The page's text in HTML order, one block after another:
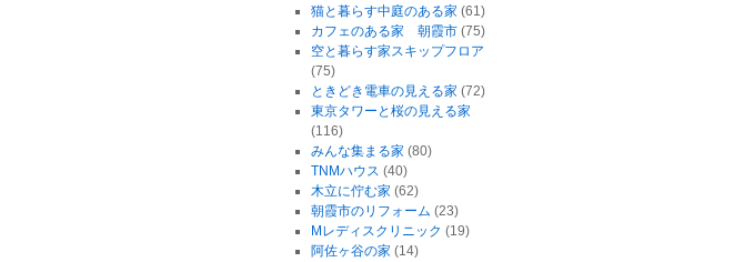
猫と暮らす中庭のある家 (61)
カフェのある家 朝霞市 (75)
空と暮らす家スキップフロア
(75)
ときどき電車の見える家 (72)
東京タワーと桜の見える家
(116)
みんな集まる家 (80)
TNMハウス (40)
木立に佇む家 (62)
朝霞市のリフォーム (23)
Mレディスクリニック (19)
阿佐ヶ谷の家 (14)